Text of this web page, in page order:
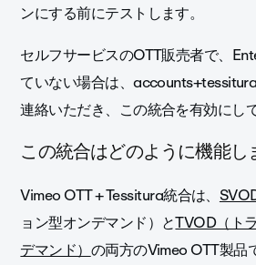
ンにする前にテストします。
セルフサービスのOTT販売者で、
ていない場合は、
連絡いただき、この統合を有効にし
この統合はどのように機能し
Vimeo OTT + Tessitura統合は、
ョン型オンデマンド）とTVOD（ト
デマンド）の両方のVimeo OTT製品